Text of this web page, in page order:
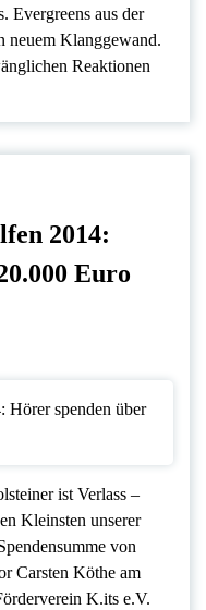
Evergreens aus der
neuem Klanggewand.
Reaktionen
2014:
Euro
ist Verlass –
Kleinsten unserer
von
Carsten Köthe am
K.its e.V.